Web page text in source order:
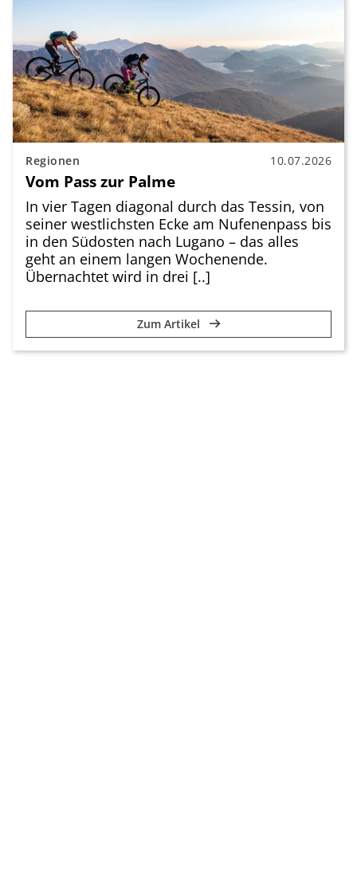
Regionen 10.07.2026
Vom Pass zur Palme
In vier Tagen diagonal durch das Tessin, von
seiner westlichsten Ecke am Nufenenpass bis
in den Südosten nach Lugano – das alles
geht an einem langen Wochenende.
Übernachtet wird in drei [..]
Zum Artikel